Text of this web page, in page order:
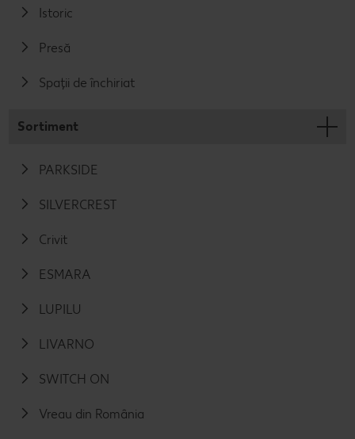
Istoric
Presă
Spații de închiriat
Sortiment
PARKSIDE
SILVERCREST
Crivit
ESMARA
LUPILU
LIVARNO
SWITCH ON
Vreau din România